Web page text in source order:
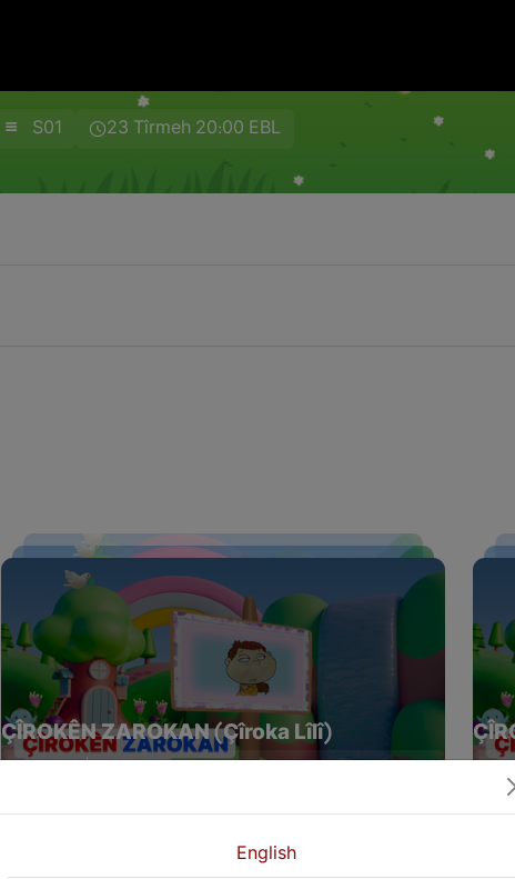
S01 23 Tîrmeh 20:00 EBL
ÇÎROKÊN ZAROKAN (Çîroka Lîlî)
English